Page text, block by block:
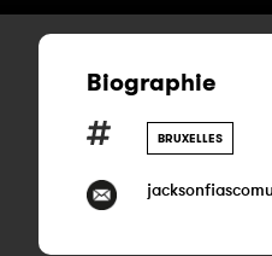
Biographie
BRUXELLES